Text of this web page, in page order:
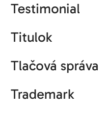
Testimonial
Titulok
Tlačová správa
Trademark